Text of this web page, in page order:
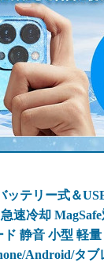
ッテリー式＆
速冷却
ド 静音 小型 軽
Android/タブ